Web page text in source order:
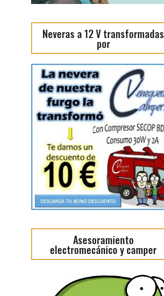
Neveras a 12 V transformadas
por
Asesoramiento
electromecánico y camper